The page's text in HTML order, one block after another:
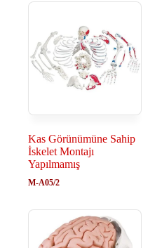
Kas Görünümüne Sahip
İskelet Montajı
Yapılmamış
M-A05/2